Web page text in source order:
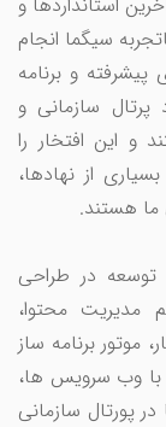
سیگما انجام
و برنامه
پرتال سازمانی و
و این افتخار را
از نهادها،
ما هستند.
توسعه در طراحی
مدیریت محتوا،
برنامه ساز
با وب سرویس ها،
پورتال سازمانی